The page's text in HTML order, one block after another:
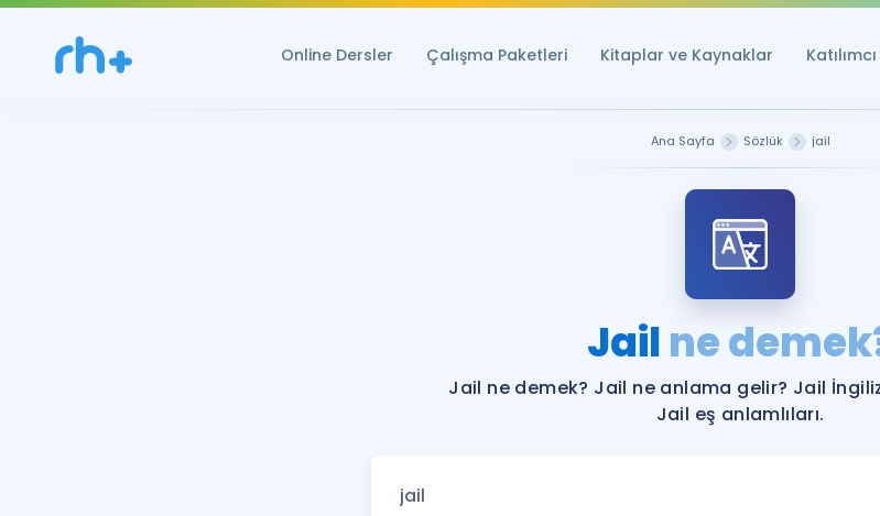
Online Dersler Çalışma Paketleri Kitaplar ve Kaynaklar
Ana Sayfa Sözlük jail
Jailne
Jail ne demek? Jail ne anlama gelir? Jail
Jail eş anlamlıları.